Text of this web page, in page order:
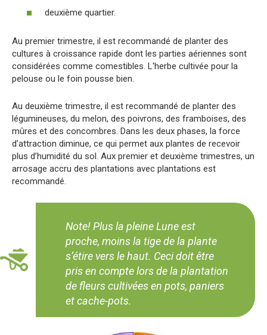
deuxième quartier.
Au premier trimestre, il est recommandé de planter des
cultures à croissance rapide dont les parties aériennes sont
considérées comme comestibles. L'herbe cultivée pour la
pelouse ou le foin pousse bien.
Au deuxième trimestre, il est recommandé de planter des
légumineuses, du melon, des poivrons, des framboises, des
mûres et des concombres. Dans les deux phases, la force
d’attraction diminue, ce qui permet aux plantes de recevoir
plus d’humidité du sol. Aux premier et deuxième trimestres, un
arrosage accru des plantations avec plantations est
recommandé.
Note! Plus la pleine Lune est
proche, moins la tige de la plante
s’étire vers le haut. Ceci doit être
pris en compte lors de la plantation
de fleurs cultivées en pots, paniers
et cache-pots.